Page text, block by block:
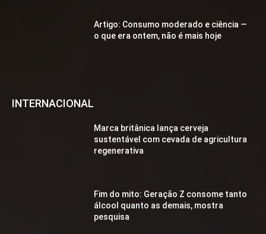
Artigo: Consumo moderado e ciência —
o que era ontem, não é mais hoje
INTERNACIONAL
Marca britânica lança cerveja
sustentável com cevada de agricultura
regenerativa
Fim do mito: Geração Z consome tanto
álcool quanto as demais, mostra
pesquisa